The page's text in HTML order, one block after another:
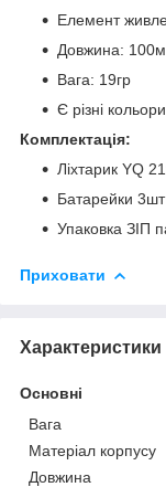
Елемент
Довжина:
Вага: 19гр
Є різні кольори
Комплектація:
Ліхтарик YQ
Батарейки 3шт
Упаковка ЗІП
Приховати
Характеристики
Основні
Вага
Матеріал корпусу
Довжина